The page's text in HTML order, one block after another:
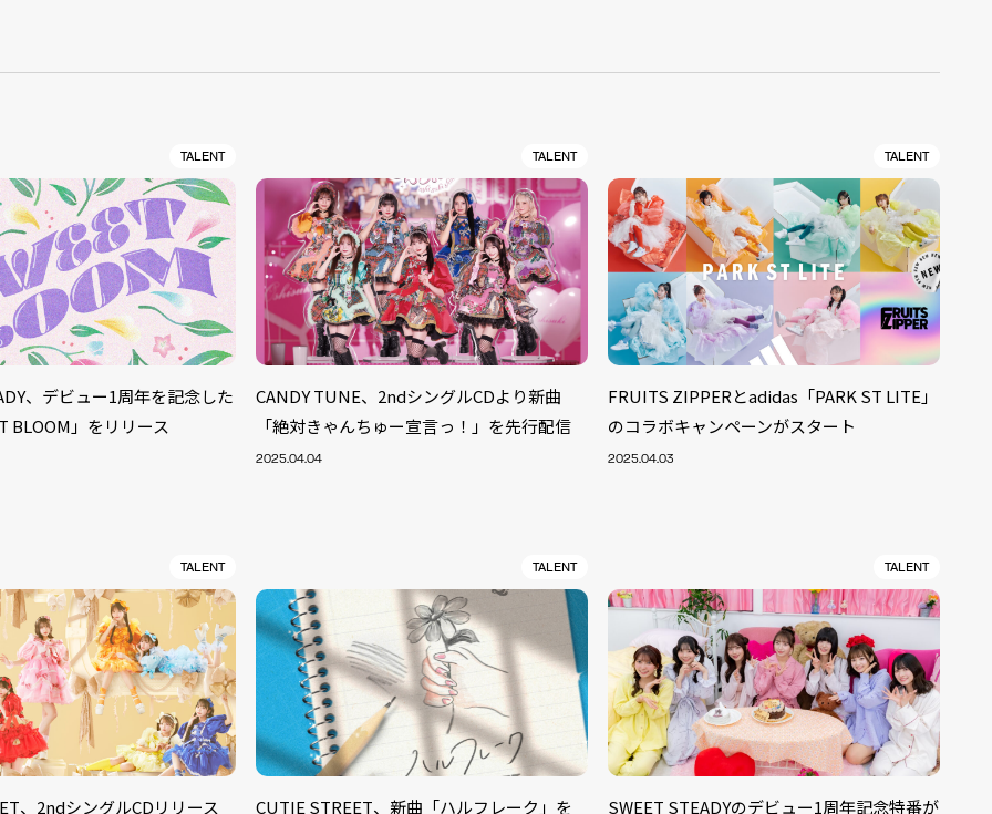
TALENT
、デビュー1周年を記念した
BLOOM」をリリース
TALENT
CANDY TUNE、2ndシングルCDより新曲
「絶対きゃんちゅー宣言っ！」を先行配信
2025.04.04
TALENT
FRUITS ZIPPERとadidas「PARK ST LITE」
のコラボキャンペーンがスタート
2025.04.03
TALENT
、2ndシングルCDリリース
TALENT
CUTIE STREET、新曲「ハルフレーク」を
TALENT
SWEET STEADYのデビュー1周年記念特番が